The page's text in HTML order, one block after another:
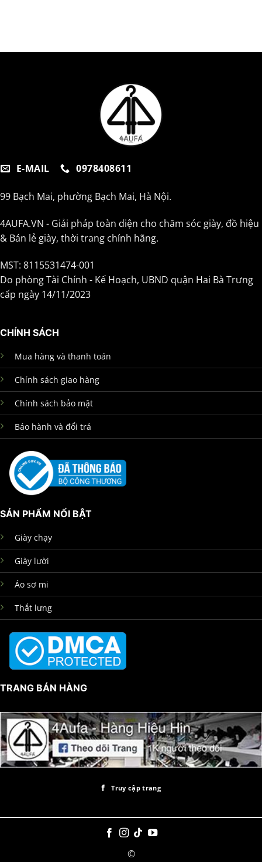
E-MAIL 0978408611
99 Bạch Mai, phường Bạch Mai, Hà Nội.
4AUFA.VN - Giải pháp toàn diện cho chăm sóc giày, đồ hiệu
& Bán lẻ giày, thời trang chính hãng.
MST: 8115531474-001
Do phòng Tài Chính - Kế Hoạch, UBND quận Hai Bà Trưng
cấp ngày 14/11/2023
CHÍNH SÁCH
Mua hàng và thanh toán
Chính sách giao hàng
Chính sách bảo mật
Bảo hành và đổi trả
SẢN PHẨM NỔI BẬT
Giày chạy
Giày lười
Áo sơ mi
Thắt lưng
TRANG BÁN HÀNG
Truy cập trang
©